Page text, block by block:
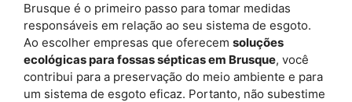
Brusque é o primeiro passo para tomar medidas
responsáveis em relação ao seu sistema de esgoto.
Ao escolher empresas que oferecem soluções
ecológicas para fossas sépticas em Brusque, você
contribui para a preservação do meio ambiente e para
um sistema de esgoto eficaz. Portanto, não subestime